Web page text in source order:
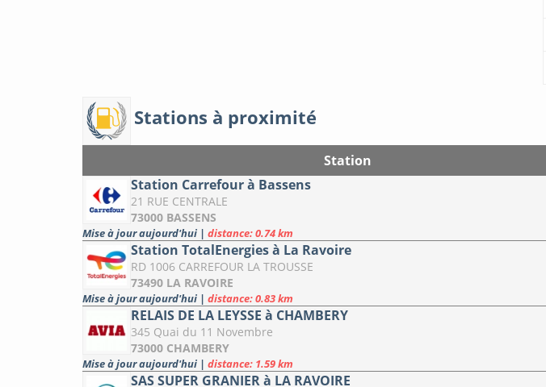
Stations à proximité
Station
Station Carrefour à Bassens
21 RUE CENTRALE
73000 BASSENS
Mise à jour aujourd'hui | distance: 0.74 km
Station TotalEnergies à La Ravoire
RD 1006 CARREFOUR LA TROUSSE
73490 LA RAVOIRE
Mise à jour aujourd'hui | distance: 0.83 km
RELAIS DE LA LEYSSE à CHAMBERY
345 Quai du 11 Novembre
73000 CHAMBERY
Mise à jour aujourd'hui | distance: 1.59 km
SAS SUPER GRANIER à LA RAVOIRE